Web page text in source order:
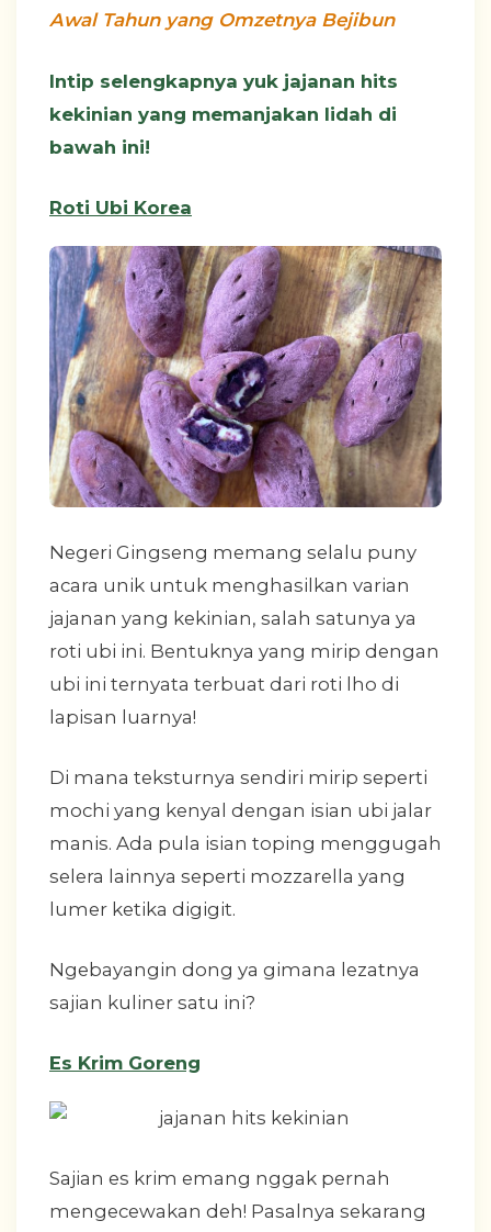
Awal Tahun yang Omzetnya Bejibun
Intip selengkapnya yuk jajanan hits
kekinian yang memanjakan lidah di
bawah ini!
Roti Ubi Korea
Negeri Gingseng memang selalu puny
acara unik untuk menghasilkan varian
jajanan yang kekinian, salah satunya ya
roti ubi ini. Bentuknya yang mirip dengan
ubi ini ternyata terbuat dari roti lho di
lapisan luarnya!
Di mana teksturnya sendiri mirip seperti
mochi yang kenyal dengan isian ubi jalar
manis. Ada pula isian toping menggugah
selera lainnya seperti mozzarella yang
lumer ketika digigit.
Ngebayangin dong ya gimana lezatnya
sajian kuliner satu ini?
Es Krim Goreng
Sajian es krim emang nggak pernah
mengecewakan deh! Pasalnya sekarang